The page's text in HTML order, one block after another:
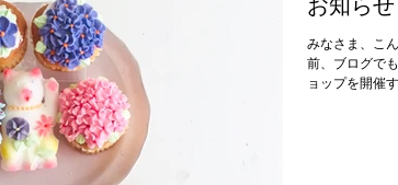
みなさま、こ
前、ブログで
ョップを開催